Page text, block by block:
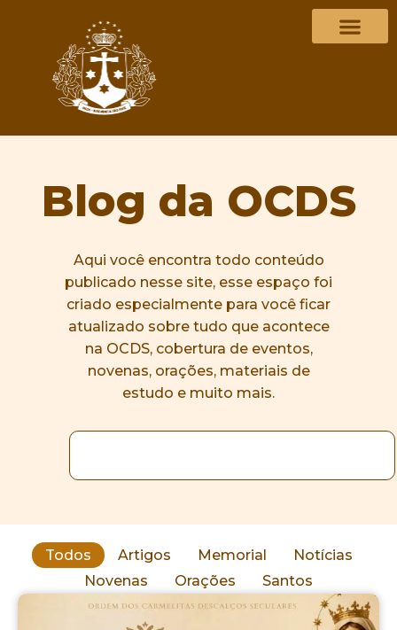
Blog da OCDS
Aqui você encontra todo conteúdo
publicado nesse site, esse espaço foi
criado especialmente para você ficar
atualizado sobre tudo que acontece
na OCDS, cobertura de eventos,
novenas, orações, materiais de
estudo e muito mais.
Artigos Memorial
Notícias
Novenas
Orações Santos
Todos